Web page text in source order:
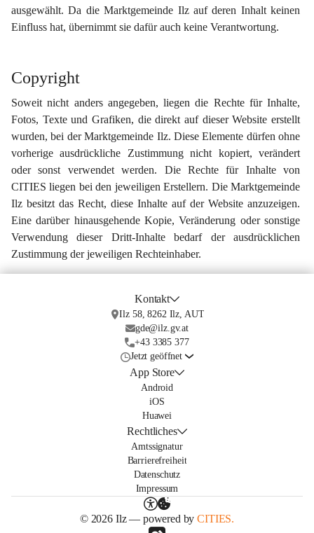
ausgewählt. Da die Marktgemeinde Ilz auf deren Inhalt keinen
Einfluss hat, übernimmt sie dafür auch keine Verantwortung.
Copyright
Soweit nicht anders angegeben, liegen die Rechte für Inhalte,
Fotos, Texte und Grafiken, die direkt auf dieser Website erstellt
wurden, bei der Marktgemeinde Ilz. Diese Elemente dürfen ohne
vorherige ausdrückliche Zustimmung nicht kopiert, verändert
oder sonst verwendet werden. Die Rechte für Inhalte von
CITIES liegen bei den jeweiligen Erstellern. Die Marktgemeinde
Ilz besitzt das Recht, diese Inhalte auf der Website anzuzeigen.
Eine darüber hinausgehende Kopie, Veränderung oder sonstige
Verwendung dieser Dritt-Inhalte bedarf der ausdrücklichen
Zustimmung der jeweiligen Rechteinhaber.
Kontakt
Ilz 58, 8262 Ilz, AUT
gde@ilz.gv.at
+43 3385 377
Jetzt geöffnet
App Store
Android
iOS
Huawei
Rechtliches
Amtssignatur
Barrierefreiheit
Datenschutz
Impressum
© 2026 Ilz — powered byCITIES.